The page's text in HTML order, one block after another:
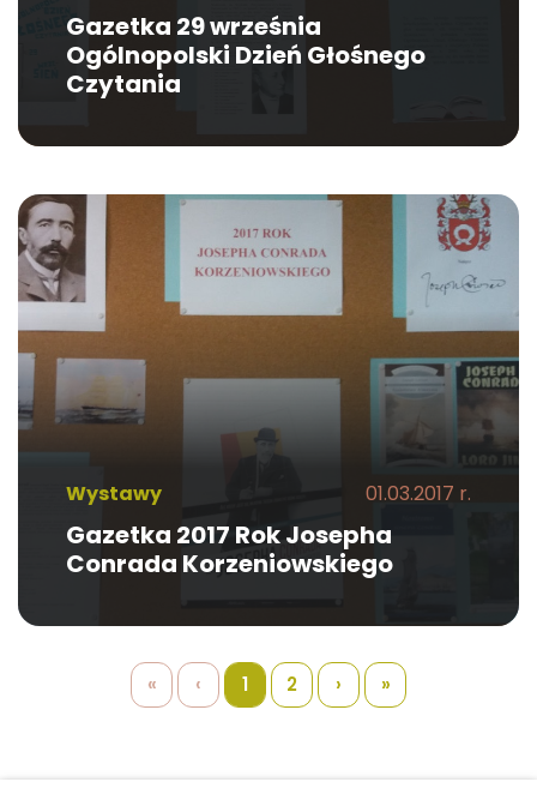
Gazetka 29 września
Ogólnopolski Dzień Głośnego
Czytania
Wystawy 01.03.2017 r.
Gazetka 2017 Rok Josepha
Conrada Korzeniowskiego
« ‹ 1 2 › »